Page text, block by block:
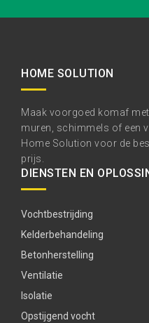
HOME SOLUTION
Maak voorgoed komaf
muren, schimmels of een
Home Solution voor de
prijs.
DIENSTEN EN
Vochtbestrijding
Kelderbehandeling
Betonherstelling
Ventilatie
Isolatie
Opstijgend vocht